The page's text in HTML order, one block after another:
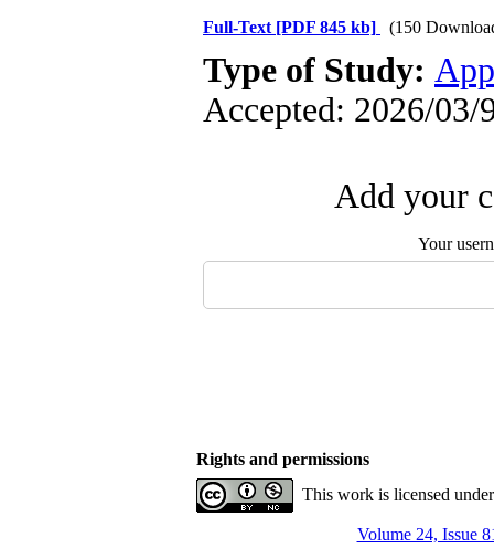
Full-Text [PDF 845 kb] (150
Type of Study:
Accepted: 2026/03/
Add your
Your
Rights and permissions
This work is licensed
Volume 24, Issue